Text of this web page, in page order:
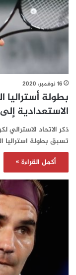
16 نوفمبر، 2020
بطولة
الاستعدادية
ذكر الاتحاد الاسترالي
تسبق بطولة استراليا
أكمل القراءة »